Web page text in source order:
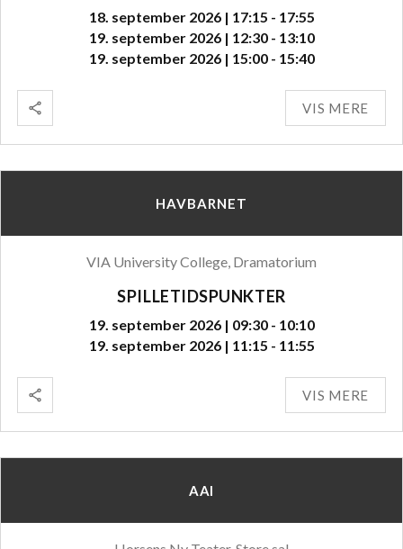
18. september 2026 | 17:15 - 17:55
19. september 2026 | 12:30 - 13:10
19. september 2026 | 15:00 - 15:40
VIS MERE
HAVBARNET
VIA University College, Dramatorium
SPILLETIDSPUNKTER
19. september 2026 | 09:30 - 10:10
19. september 2026 | 11:15 - 11:55
VIS MERE
AAI